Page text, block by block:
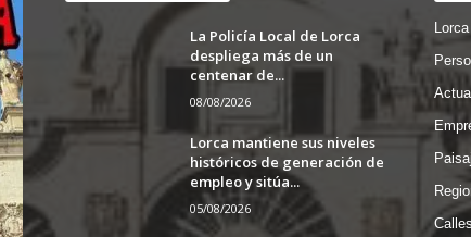
La Policía Local de Lorca
despliega más de un
centenar de...
08/08/2026
Lorca mantiene sus niveles
históricos de generación de
empleo y sitúa...
05/08/2026
Lorca